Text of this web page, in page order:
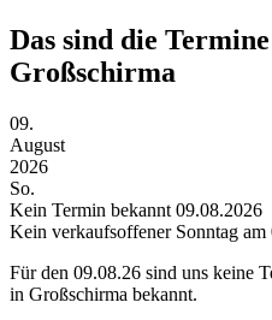
Das sind die
Großschirma
09.
August
2026
So.
Kein Termin bekannt 09.08.2026
Kein verkaufsoffener Sonntag
Für den 09.08.26 sind uns keine
in Großschirma bekannt.